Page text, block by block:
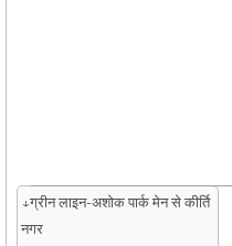
↓ग्रीन लाइन-अशोक पार्क मेन से कीर्ति
नगर